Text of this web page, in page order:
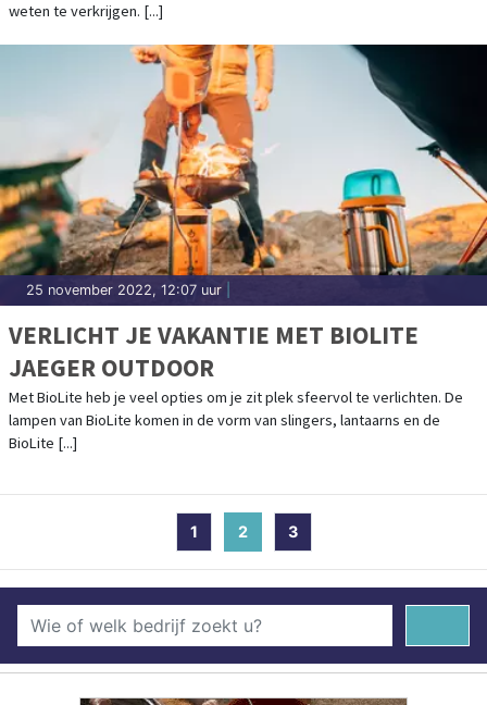
weten te verkrijgen. [...]
25 november 2022, 12:07 uur
VERLICHT JE VAKANTIE MET BIOLITE
JAEGER OUTDOOR
Met BioLite heb je veel opties om je zit plek sfeervol te verlichten. De
lampen van BioLite komen in de vorm van slingers, lantaarns en de
BioLite [...]
1 2(current)
3